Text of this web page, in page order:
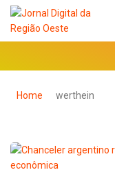
Home werthein